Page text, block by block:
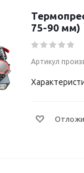
75-90 мм)
Артикул